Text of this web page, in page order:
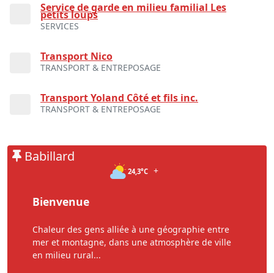
Service de garde en milieu familial Les
petits loups
SERVICES
Transport Nico
TRANSPORT & ENTREPOSAGE
Transport Yoland Côté et fils inc.
TRANSPORT & ENTREPOSAGE
Babillard
24,3°C +
Bienvenue
Chaleur des gens alliée à une géographie entre
mer et montagne, dans une atmosphère de ville
en milieu rural...